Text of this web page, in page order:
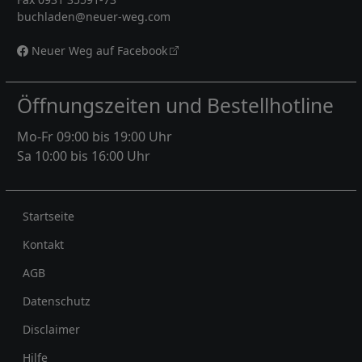
buchladen@neuer-weg.com
Neuer Weg auf Facebook
Öffnungszeiten und Bestellhotline
Mo-Fr 09:00 bis 19:00 Uhr
Sa 10:00 bis 16:00 Uhr
Rechtliches
Startseite
Kontakt
AGB
Datenschutz
Disclaimer
Hilfe